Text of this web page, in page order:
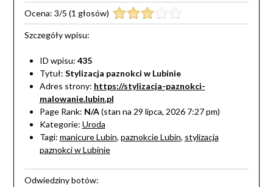
Ocena: 3/5 (1 głosów)
Szczegóły wpisu:
ID wpisu: 435
Tytuł: Stylizacja paznokci w Lubinie
Adres strony: https://stylizacja-paznokci-
malowanie.lubin.pl
Page Rank: N/A(stan na 29 lipca, 2026 7:27 pm)
Kategorie: Uroda
Tagi: manicure Lubin, paznokcie Lubin, stylizacja
paznokci w Lubinie
Odwiedziny botów: